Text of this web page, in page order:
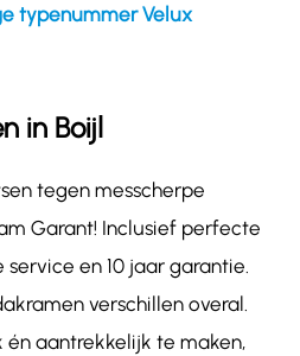
typenummer Velux
in Boijl
tegen messcherpe
Garant! Inclusief perfecte
en 10 jaar garantie.
verschillen overal.
aantrekkelijk te maken,